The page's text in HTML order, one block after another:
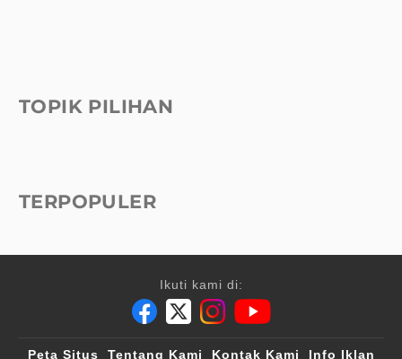
TOPIK PILIHAN
TERPOPULER
Ikuti kami di:
Peta Situs Tentang Kami Kontak Kami Info Iklan